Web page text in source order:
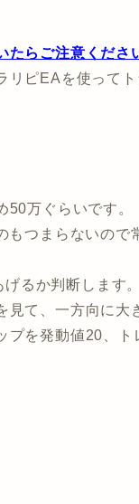
らご注意くださ
ピEAを使ってト
万ぐらいです。
もつまらないので
るか判断します。
見て、一方向に大
プを発動値20、ト